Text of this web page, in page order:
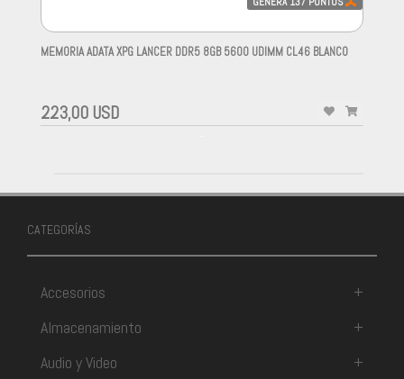
MEMORIA ADATA XPG LANCER DDR5 8GB 5600 UDIMM CL46 BLANCO
223,00 USD
CATEGORÍAS
Accesorios
+
Almacenamiento
+
Audio y Video
+